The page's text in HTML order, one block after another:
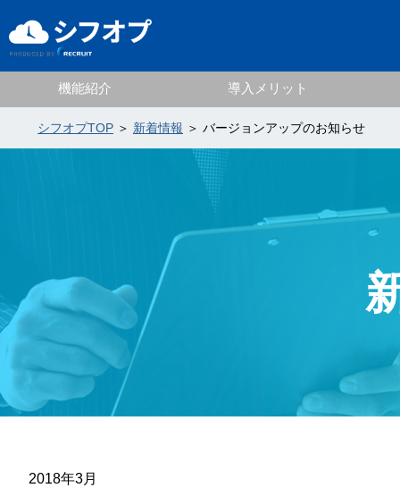
機能紹介 導入メリット
シフオプTOP ＞ 新着情報 ＞ バージョンアップのお知らせ
2018年3月